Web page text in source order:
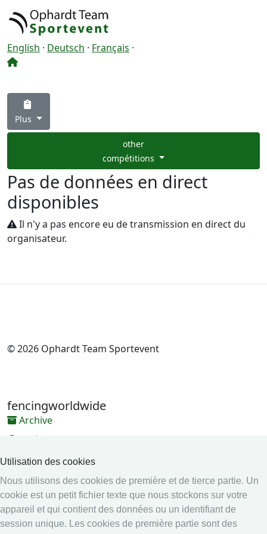
Utilisation des cookies
Nous utilisons des cookies de première et de tierce partie. Un
cookie est un petit fichier texte que nous stockons sur votre
appareil et qui contient des données ou un identifiant de
session unique. Les cookies de première partie sont des
English · Deutsch · Français ·
Plus
other
compétitions
Pas de données en direct
disponibles
Il n'y a pas encore eu de transmission en direct du
organisateur.
© 2026 Ophardt Team Sportevent
fencingworldwide
Archive
Vidéos
Médias
Système en ligne
Système en ligne
Calendrier